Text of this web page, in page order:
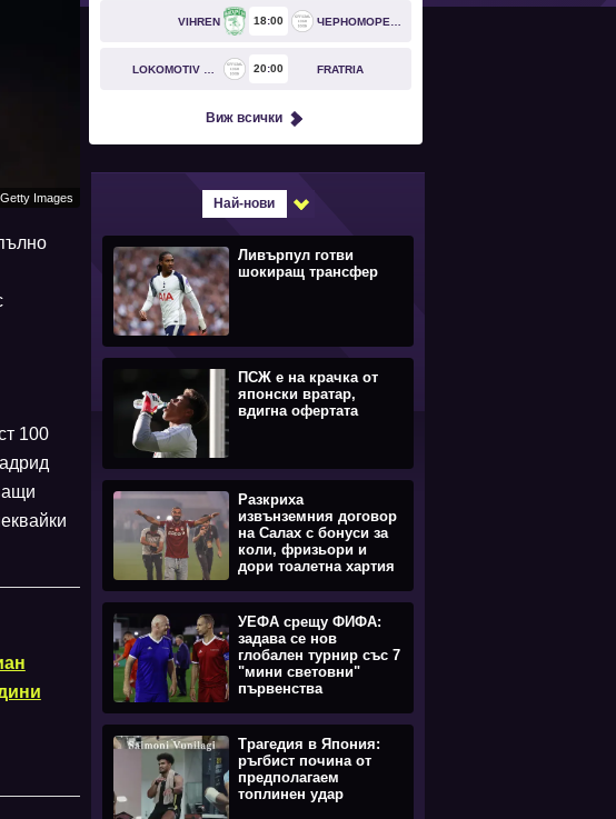
Images
100
VIHREN 18 00
20 00 FRATRIA
Виж всички
Най-нови
Ливърпул готви
шокиращ трансфер
ПСЖ е на крачка от
японски вратар,
вдигна офертата
Разкриха
извънземния договор
на Салах с бонуси за
коли, фризьори и
дори тоалетна хартия
УЕФА срещу ФИФА:
задава се нов
глобален турнир със 7
"мини световни"
първенства
Трагедия в Япония:
ръгбист почина от
предполагаем
топлинен удар